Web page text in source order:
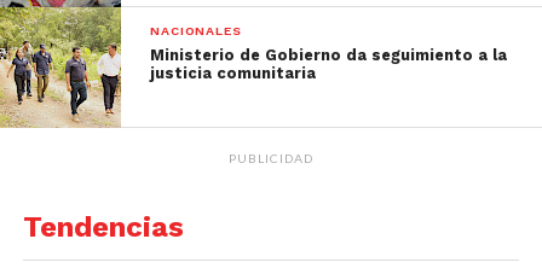
NACIONALES
Ministerio de Gobierno da seguimiento a la
justicia comunitaria
PUBLICIDAD
Tendencias